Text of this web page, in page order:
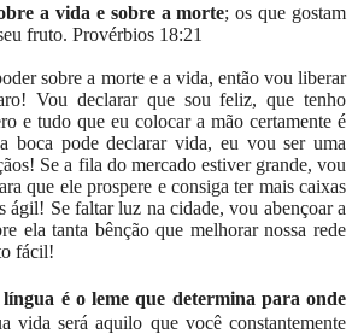
a vida e sobre a morte; os que gostam
fruto. Provérbios 18:21
sobre a morte e a vida, então vou liberar
Vou declarar que sou feliz, que tenho
e tudo que eu colocar a mão certamente é
boca pode declarar vida, eu vou ser uma
Se a fila do mercado estiver grande, vou
que ele prospere e consiga ter mais caixas
ágil! Se faltar luz na cidade, vou abençoar a
ela tanta bênção que melhorar nossa rede
fácil!
língua é o leme que determina para onde
vida será aquilo que você constantemente